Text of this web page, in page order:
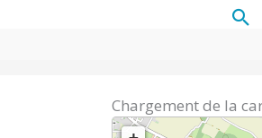
Chargement de la